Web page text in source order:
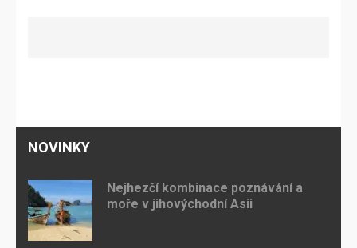
NOVINKY
Nejhezčí kombinace poznávání a
moře v jihovýchodní Asii